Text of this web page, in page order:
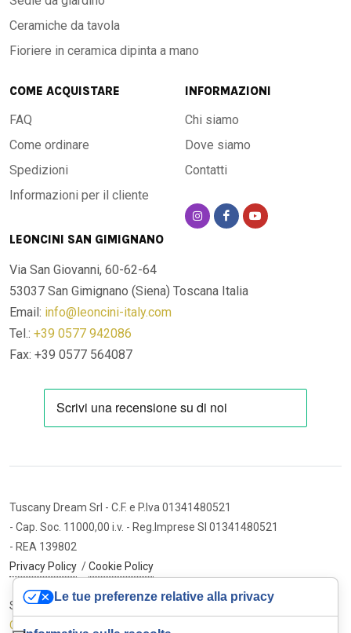
Ceramiche da tavola
Fioriere in ceramica dipinta a mano
COME ACQUISTARE
FAQ
Come ordinare
Spedizioni
Informazioni per il cliente
INFORMAZIONI
Chi siamo
Dove siamo
Contatti
LEONCINI SAN GIMIGNANO
Via San Giovanni, 60-62-64
53037 San Gimignano (Siena) Toscana Italia
Email: info@leoncini-italy.com
Tel.: +39 0577 942086
Fax: +39 0577 564087
Tuscany Dream Srl - C.F. e P.Iva 01341480521
- Cap. Soc. 11000,00 i.v. - Reg.Imprese SI 01341480521
- REA 139802
Privacy Policy /Cookie Policy
Sito internet ed e-commerce
Cybermarket Web Agency
Le tue preferenze relative alla privacy